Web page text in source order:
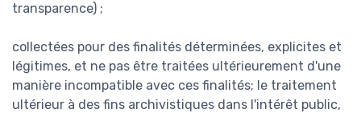
transparence) ;
collectées pour des finalités déterminées, explicites et
légitimes, et ne pas être traitées ultérieurement d'une
manière incompatible avec ces finalités; le traitement
ultérieur à des fins archivistiques dans l'intérêt public,